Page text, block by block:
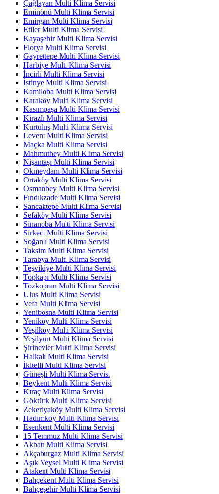
Çağlayan Multi Klima Servisi
Eminönü Multi Klima Servisi
Emirgan Multi Klima Servisi
Etiler Multi Klima Servisi
Kayaşehir Multi Klima Servisi
Florya Multi Klima Servisi
Gayrettepe Multi Klima Servisi
Harbiye Multi Klima Servisi
İncirli Multi Klima Servisi
İstinye Multi Klima Servisi
Kamiloba Multi Klima Servisi
Karaköy Multi Klima Servisi
Kasımpaşa Multi Klima Servisi
Kirazlı Multi Klima Servisi
Kurtuluş Multi Klima Servisi
Levent Multi Klima Servisi
Maçka Multi Klima Servisi
Mahmutbey Multi Klima Servisi
Nişantaşı Multi Klima Servisi
Okmeydanı Multi Klima Servisi
Ortaköy Multi Klima Servisi
Osmanbey Multi Klima Servisi
Fındıkzade Multi Klima Servisi
Sancaktepe Multi Klima Servisi
Sefaköy Multi Klima Servisi
Sinanoba Multi Klima Servisi
Sirkeci Multi Klima Servisi
Soğanlı Multi Klima Servisi
Taksim Multi Klima Servisi
Tarabya Multi Klima Servisi
Teşvikiye Multi Klima Servisi
Topkapı Multi Klima Servisi
Tozkopran Multi Klima Servisi
Ulus Multi Klima Servisi
Vefa Multi Klima Servisi
Yenibosna Multi Klima Servisi
Yeniköy Multi Klima Servisi
Yeşilköy Multi Klima Servisi
Yeşilyurt Multi Klima Servisi
Şirinevler Multi Klima Servisi
Halkalı Multi Klima Servisi
İkitelli Multi Klima Servisi
Güneşli Multi Klima Servisi
Beykent Multi Klima Servisi
Kıraç Multi Klima Servisi
Göktürk Multi Klima Servisi
Zekeriyaköy Multi Klima Servisi
Hadımköy Multi Klima Servisi
Esenkent Multi Klima Servisi
15 Temmuz Multi Klima Servisi
Akbatı Multi Klima Servisi
Akçaburgaz Multi Klima Servisi
Aşık Veysel Multi Klima Servisi
Atakent Multi Klima Servisi
Bahçekent Multi Klima Servisi
Bahçeşehir Multi Klima Servisi